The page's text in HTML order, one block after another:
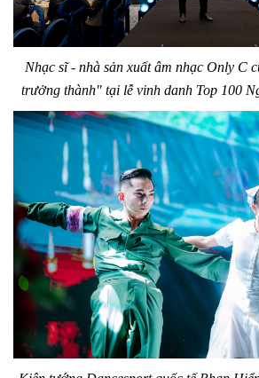
Nhạc sĩ - nhà sản xuất âm nhạc Only C
trưởng thành" tại lễ vinh danh Top 100